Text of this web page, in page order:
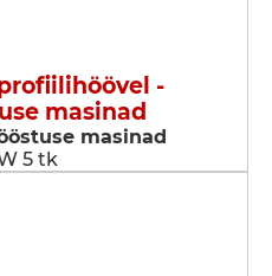
-
masinad
masinad
5 tk